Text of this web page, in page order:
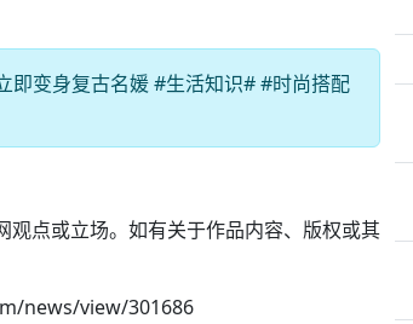
即变身复古名媛 #生活知识# #时尚搭配
点或立场。如有关于作品内容、版权或其
news/view/301686